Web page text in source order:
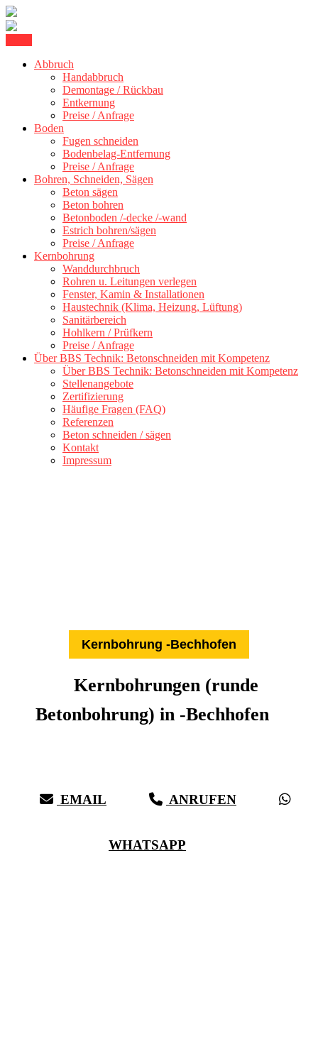
content
BBS Technik GmbH
300 kmAbbruch
Handabbruch
Demontage / Rückbau
Entkernung
Preise / Anfrage
Boden
Fugen schneiden
Bodenbelag-Entfernung
Preise / Anfrage
Bohren, Schneiden, Sägen
Beton sägen
Beton bohren
Betonboden /-decke /-wand
Estrich bohren/sägen
Preise / Anfrage
Kernbohrung
Wanddurchbruch
Rohren u. Leitungen verlegen
Fenster, Kamin & Installationen
Haustechnik (Klima, Heizung, Lüftung)
Sanitärbereich
Hohlkern / Prüfkern
Preise / Anfrage
Über BBS Technik: Betonschneiden mit Kompetenz
Über BBS Technik: Betonschneiden mit Kompetenz
Stellenangebote
Zertifizierung
Häufige Fragen (FAQ)
Referenzen
Beton schneiden / sägen
Kontakt
Impressum
Kernbohrung -Bechhofen
Kernbohrungen (runde
Betonbohrung) in -Bechhofen
EMAIL ANRUFEN
WHATSAPP